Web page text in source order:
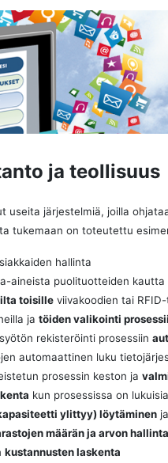
ja teollisuus
useita järjestelmiä, joilla
tukemaan on toteutettu
hallinta
aineista puolituotteiden
toisille viivakoodien tai
jatöiden valikointi
rekisteröinti prosessiin
automaattinen luku
prosessin keston ja
kun prosessissa on
ylittyy) löytäminen
määrän ja arvon hallinta
kustannusten laskenta